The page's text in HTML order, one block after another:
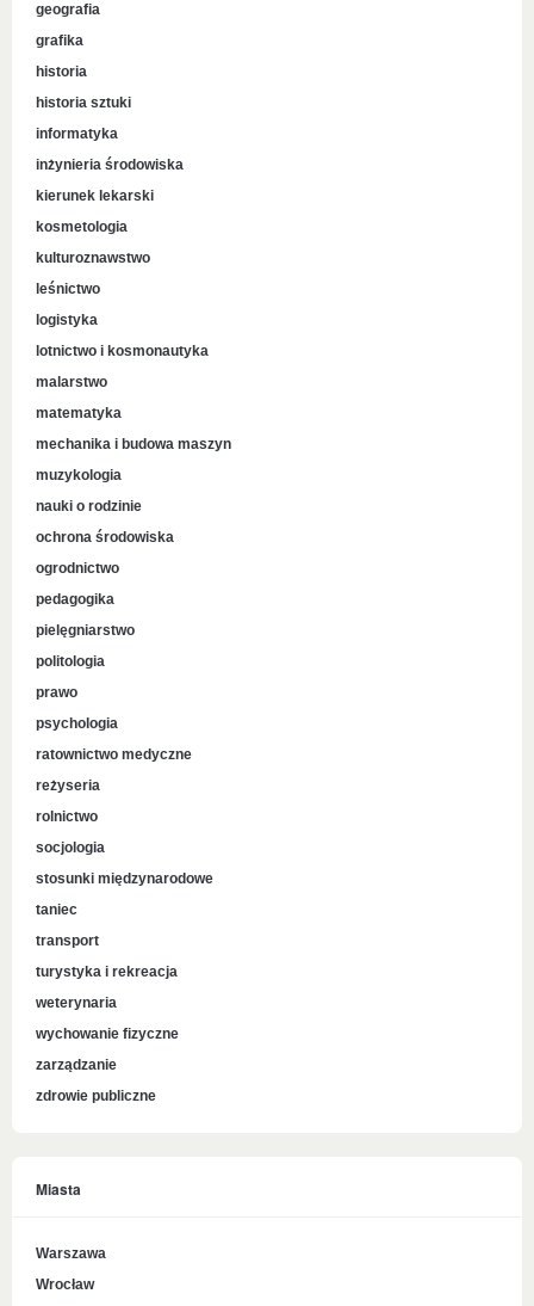
geografia
grafika
historia
historia sztuki
informatyka
inżynieria środowiska
kierunek lekarski
kosmetologia
kulturoznawstwo
leśnictwo
logistyka
lotnictwo i kosmonautyka
malarstwo
matematyka
mechanika i budowa maszyn
muzykologia
nauki o rodzinie
ochrona środowiska
ogrodnictwo
pedagogika
pielęgniarstwo
politologia
prawo
psychologia
ratownictwo medyczne
reżyseria
rolnictwo
socjologia
stosunki międzynarodowe
taniec
transport
turystyka i rekreacja
weterynaria
wychowanie fizyczne
zarządzanie
zdrowie publiczne
Miasta
Warszawa
Wrocław